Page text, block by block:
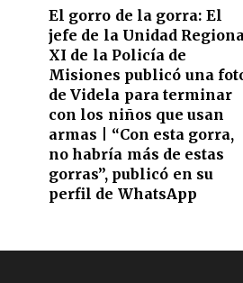
El gorro de la gorra: El
jefe de la Unidad
XI de la Policía de
Misiones publicó una
de Videla para terminar
con los niños que usan
armas | “Con esta gorra,
no habría más de estas
gorras”, publicó en su
perfil de WhatsApp